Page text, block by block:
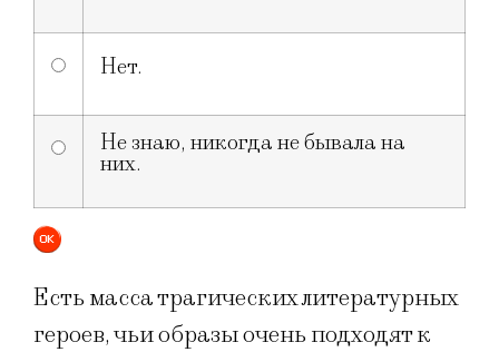
Нет.
Не знаю, никогда не бывала на
них.
Есть масса трагических литературных
героев, чьи образы очень подходят к